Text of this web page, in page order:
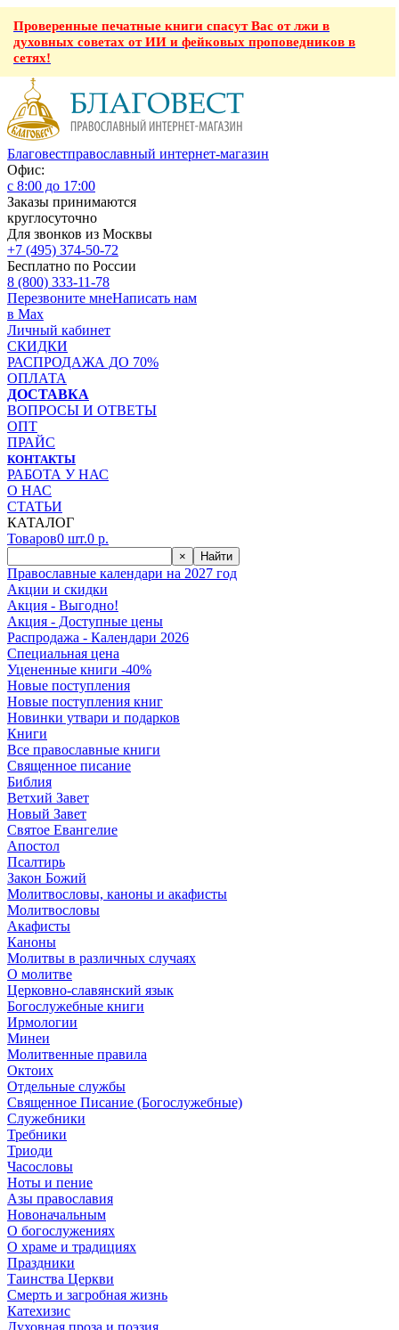
Проверенные печатные книги спасут Вас от лжи в
духовных советах от ИИ и фейковых проповедников в
сетях!
Благовестправославный интернет-магазин
Офис:
с 8:00 до 17:00
Заказы принимаются
круглосуточно
Для звонков из Москвы
+7 (495) 374-50-72
Бесплатно по России
8 (800) 333-11-78
Перезвоните мнеНаписать нам
в Max
Личный кабинет
СКИДКИ
РАСПРОДАЖА ДО 70%
ОПЛАТА
ДОСТАВКА
ВОПРОСЫ И ОТВЕТЫ
ОПТ
ПРАЙС
КОНТАКТЫ
РАБОТА У НАС
О НАС
СТАТЬИ
КАТАЛОГ
Товаров0 шт.0 р.
× Найти
Православные календари на 2027 год
Акции и скидки
Акция - Выгодно!
Акция - Доступные цены
Распродажа - Календари 2026
Специальная цена
Уцененные книги -40%
Новые поступления
Новые поступления книг
Новинки утвари и подарков
Книги
Все православные книги
Священное писание
Библия
Ветхий Завет
Новый Завет
Святое Евангелие
Апостол
Псалтирь
Закон Божий
Молитвословы, каноны и акафисты
Молитвословы
Акафисты
Каноны
Молитвы в различных случаях
О молитве
Церковно-славянский язык
Богослужебные книги
Ирмологии
Минеи
Молитвенные правила
Октоих
Отдельные службы
Священное Писание (Богослужебные)
Служебники
Требники
Триоди
Часословы
Ноты и пение
Азы православия
Новоначальным
О богослужениях
О храме и традициях
Праздники
Таинства Церкви
Смерть и загробная жизнь
Катехизис
Духовная проза и поэзия